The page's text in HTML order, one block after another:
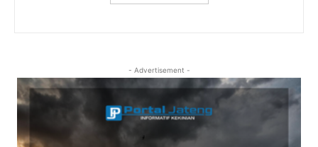
- Advertisement -